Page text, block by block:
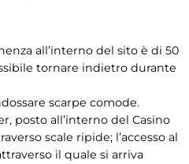
all’interno del sito è di 50
tornare indietro durante
scarpe comode.
posto all’interno del Casino
scale ripide; l’accesso al
il quale si arriva